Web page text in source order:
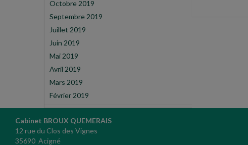
Octobre 2019
Septembre 2019
Juillet 2019
Juin 2019
Mai 2019
Avril 2019
Mars 2019
Février 2019
Cabinet BROUX QUEMERAIS
12 rue du Clos des Vignes
35690 Acigné